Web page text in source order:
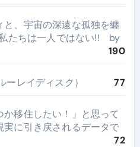
、宇宙の深遠な孤独を纏
たちは一人ではない!! by
190
レイディスク） 77
か移住したい！」と思って
に引き戻されるデータで
72